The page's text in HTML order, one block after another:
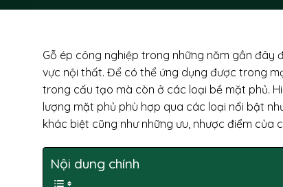
Gỗ ép công nghiệp trong những năm gần đây
vực nội thất. Để có thể ứng dụng được trong
trong cấu tạo mà còn ở các loại bề mặt phủ.
lượng mặt phủ phù hợp qua các loại nổi bật
khác biệt cũng như những ưu, nhược điểm của
Nội dung chính